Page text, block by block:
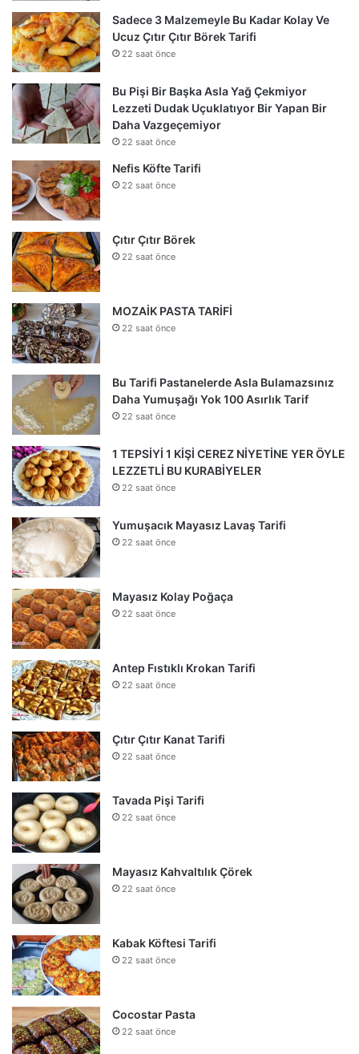
Sadece 3 Malzemeyle Bu Kadar Kolay Ve
Ucuz Çıtır Çıtır Börek Tarifi
22 saat önce
Bu Pişi Bir Başka Asla Yağ Çekmiyor
Lezzeti Dudak Uçuklatıyor Bir Yapan Bir
Daha Vazgeçemiyor
22 saat önce
Nefis Köfte Tarifi
22 saat önce
Çıtır Çıtır Börek
22 saat önce
MOZAİK PASTA TARİFİ
22 saat önce
Bu Tarifi Pastanelerde Asla Bulamazsınız
Daha Yumuşağı Yok 100 Asırlık Tarif
22 saat önce
1 TEPSİYİ 1 KİŞİ CEREZ NİYETİNE YER ÖYLE
LEZZETLİ BU KURABİYELER
22 saat önce
Yumuşacık Mayasız Lavaş Tarifi
22 saat önce
Mayasız Kolay Poğaça
22 saat önce
Antep Fıstıklı Krokan Tarifi
22 saat önce
Çıtır Çıtır Kanat Tarifi
22 saat önce
Tavada Pişi Tarifi
22 saat önce
Mayasız Kahvaltılık Çörek
22 saat önce
Kabak Köftesi Tarifi
22 saat önce
Cocostar Pasta
22 saat önce